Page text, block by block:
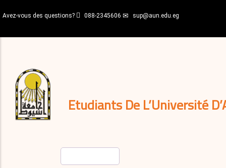
au
principal
Avez-vous des questions? 088-2345606 sup@aun.edu.eg
Etudiants De L’Université
décisions
Expatriés
Journal